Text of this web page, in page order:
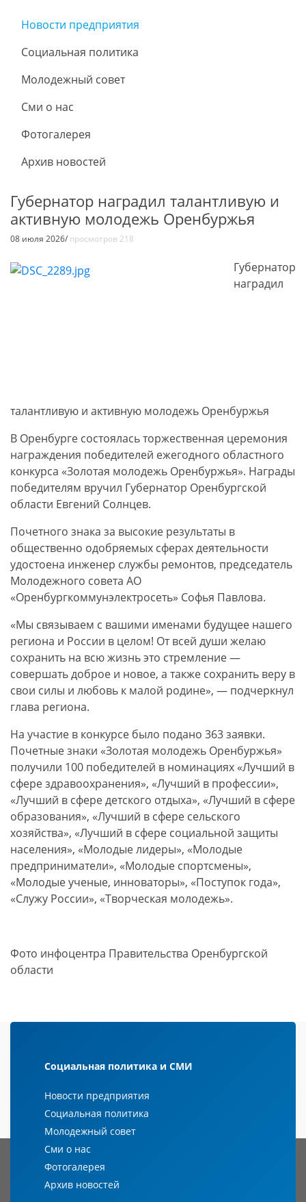
Новости предприятия
Социальная политика
Молодежный совет
Сми о нас
Фотогалерея
Архив новостей
Губернатор наградил талантливую и
активную молодежь Оренбуржья
08 июля 2026/ просмотров 218
Губернатор
наградил
талантливую и активную молодежь Оренбуржья
В Оренбурге состоялась торжественная церемония
награждения победителей ежегодного областного
конкурса «Золотая молодежь Оренбуржья». Награды
победителям вручил Губернатор Оренбургской
области Евгений Солнцев.
Почетного знака за высокие результаты в
общественно одобряемых сферах деятельности
удостоена инженер службы ремонтов, председатель
Молодежного совета АО
«Оренбургкоммунэлектросеть» Софья Павлова.
«Мы связываем с вашими именами будущее нашего
региона и России в целом! От всей души желаю
сохранить на всю жизнь это стремление —
совершать доброе и новое, а также сохранить веру в
свои силы и любовь к малой родине», — подчеркнул
глава региона.
На участие в конкурсе было подано 363 заявки.
Почетные знаки «Золотая молодежь Оренбуржья»
получили 100 победителей в номинациях «Лучший в
сфере здравоохранения», «Лучший в профессии»,
«Лучший в сфере детского отдыха», «Лучший в сфере
образования», «Лучший в сфере сельского
хозяйства», «Лучший в сфере социальной защиты
населения», «Молодые лидеры», «Молодые
предприниматели», «Молодые спортсмены»,
«Молодые ученые, инноваторы», «Поступок года»,
«Служу России», «Творческая молодежь».
Фото инфоцентра Правительства Оренбургской
области
Социальная политика и СМИ
Новости предприятия
Социальная политика
Молодежный совет
Сми о нас
Фотогалерея
Архив новостей